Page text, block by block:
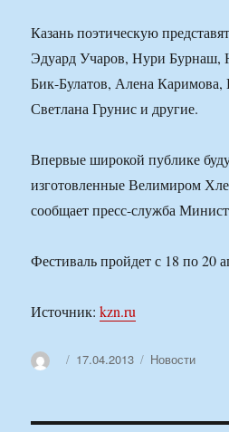
Казань поэтическую
Эдуард Учаров, Нури Бурнаш,
Бик-Булатов, Алена
Светлана Грунис и другие.
Впервые широкой публике
изготовленные Велимиром
сообщает пресс-служба
Фестиваль пройдет с 18 по 20
Источник:kzn.ru
АвторОпубликовано
17.04.2013 Рубрики
Новости